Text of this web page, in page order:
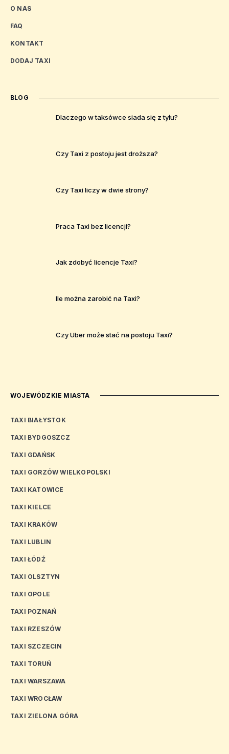
O NAS
FAQ
KONTAKT
DODAJ TAXI
BLOG
Dlaczego w taksówce siada się z tyłu?
Czy Taxi z postoju jest droższa?
Czy Taxi liczy w dwie strony?
Praca Taxi bez licencji?
Jak zdobyć licencje Taxi?
Ile można zarobić na Taxi?
Czy Uber może stać na postoju Taxi?
WOJEWÓDZKIE MIASTA
TAXI BIAŁYSTOK
TAXI BYDGOSZCZ
TAXI GDAŃSK
TAXI GORZÓW WIELKOPOLSKI
TAXI KATOWICE
TAXI KIELCE
TAXI KRAKÓW
TAXI LUBLIN
TAXI ŁÓDŹ
TAXI OLSZTYN
TAXI OPOLE
TAXI POZNAŃ
TAXI RZESZÓW
TAXI SZCZECIN
TAXI TORUŃ
TAXI WARSZAWA
TAXI WROCŁAW
TAXI ZIELONA GÓRA